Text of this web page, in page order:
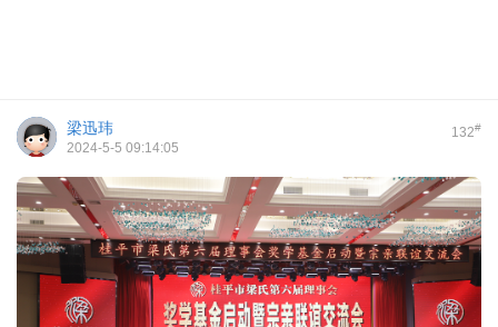
132#
梁迅玮
2024-5-5 09:14:05